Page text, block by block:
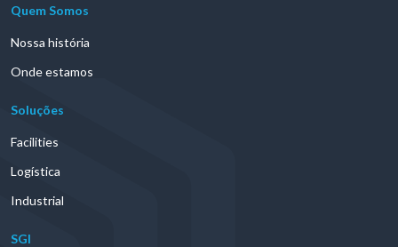
Quem Somos
Nossa história
Onde estamos
Soluções
Facilities
Logística
Industrial
SGI